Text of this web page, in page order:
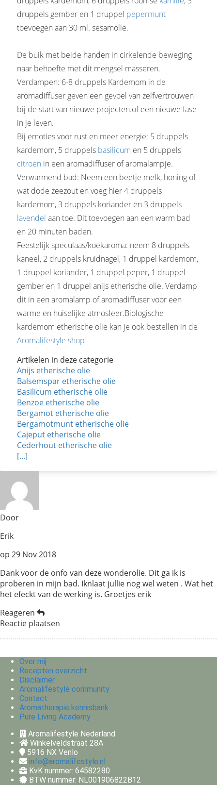
druppels gember en 1 druppel pepermunt
toevoegen aan 30 ml. sesamolie.
De buik met beide handen in cirkelende beweging
naar behoefte met dit mengsel masseren.
Verdampen: 6-8 druppels Kardemom in de
aromadiffuser geven een gevoel van zelfvertrouwen
bij de start van nieuwe projecten.of een nieuwe fase
in je leven.
Bij emoties voor rust en meer energie: 5 druppels
kardemom, 5 druppels basilicum en 5 druppels
citroen in een aromadiffuser of aromalampje.
Verwarmend bad: Neem een beetje melk, honing of
wat dode zeezout en voeg hier 4 druppels
kardemom, 3 druppels koriander en 3 druppels
lavendel aan toe. Dit toevoegen aan een warm bad
en 20 minuten baden.
Feestelijk speculaas/koekaroma: neem 8 druppels
kaneel, 2 druppels kruidnagel, 1 druppel kardemom,
1 druppel koriander, 1 druppel peper, 1 druppel
gember en 1 druppel anijs etherische olie. Verdamp
dit in een aromalamp of aromadiffuser voor een
warme en huiselijke atmosfeer.Biologische
kardemom etherische olie kan je ook bestellen in de
Aromalifestyle shop
Artikelen in deze categorie
Anijs etherische olie
Balsemspar etherische olie
Basilicum etherische olie
Benzoe etherische olie
Bergamot etherische olie
Bergamotmunt etherische olie
Cajeput etherische olie
Cederhout etherische olie
[...]
Door
Erik
op 29 Nov 2018
Dank voor de onfo van deze wonderolie. Dit ga ik is
proberen in mijn bad. Iknlaat jullie nog wel weten . Wat het
het efeckt van de werking is. Groetjes erik
Reageren
Reactie plaatsen
Over mij
Recepten overzicht
Disclaimer
Aromalifestyle community
Contact
Aromatherapie kennisbank
Pure Living Academy
Aromalifestyle Nederland
Winkelveldstraat 28A
5916 NX Venlo
info@aromalifestyle.nl
KvK nummer: 64582280
BTW nummer: NL001906822B12